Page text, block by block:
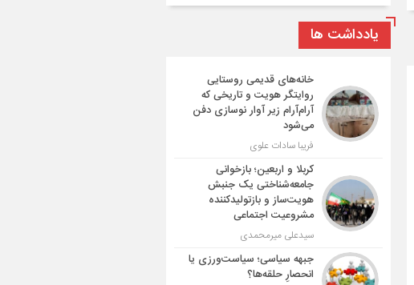
یادداشت ها
خانه‌های قدیمی روستایی
روایتگر هویت و تاریخی که
آرام‌آرام زیر آوار نوسازی دفن
می‌شود
فریبا سادات علوی
کربلا و اربعین؛ بازخوانی
جامعه‌شناختی یک جنبش
هویت‌ساز و بازتولیدکننده
مشروعیت اجتماعی
سیدعلی میرمحمدی
جبهه سیاسی؛ سیاست‌ورزی یا
انحصارِ حلقه‌ها؟